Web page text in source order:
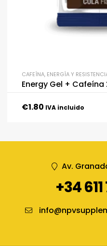
CAFEÍNA, ENERGÍA Y
Energy Gel + Cafeína
€1.80 IVA incluido
Av.
+34